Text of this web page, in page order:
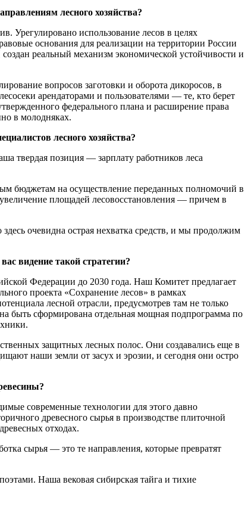
лесного хозяйства?
Урегулировано использование лесов в целях
основания для реализации на территории России
реальный механизм экономической устойчивости и
вопросов заготовки и оборота дикоросов, в
арендаторами и пользователями — те, кто берет
федерального плана и расширение права
в молодняках.
лесного хозяйства?
твердая позиция — зарплату работников леса
бюджетам на осуществление переданных полномочий в
площадей лесовосстановления — причем в
очевидна острая нехватка средств, и мы продолжим
видение такой стратегии?
Федерации до 2030 года. Наш Комитет предлагает
проекта «Сохранение лесов» в рамках
лесной отрасли, предусмотрев там не только
быть сформирована отдельная мощная подпрограмма по
защитных лесных полос. Они создавались еще в
наши земли от засух и эрозии, и сегодня они остро
современные технологии для этого давно
древесного сырья в производстве плиточной
отходах.
сырья — это те направления, которые превратят
Наша вековая сибирская тайга и тихие